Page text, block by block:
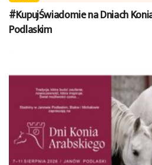
#KupujŚwiadomie na Dniach
Podlaskim